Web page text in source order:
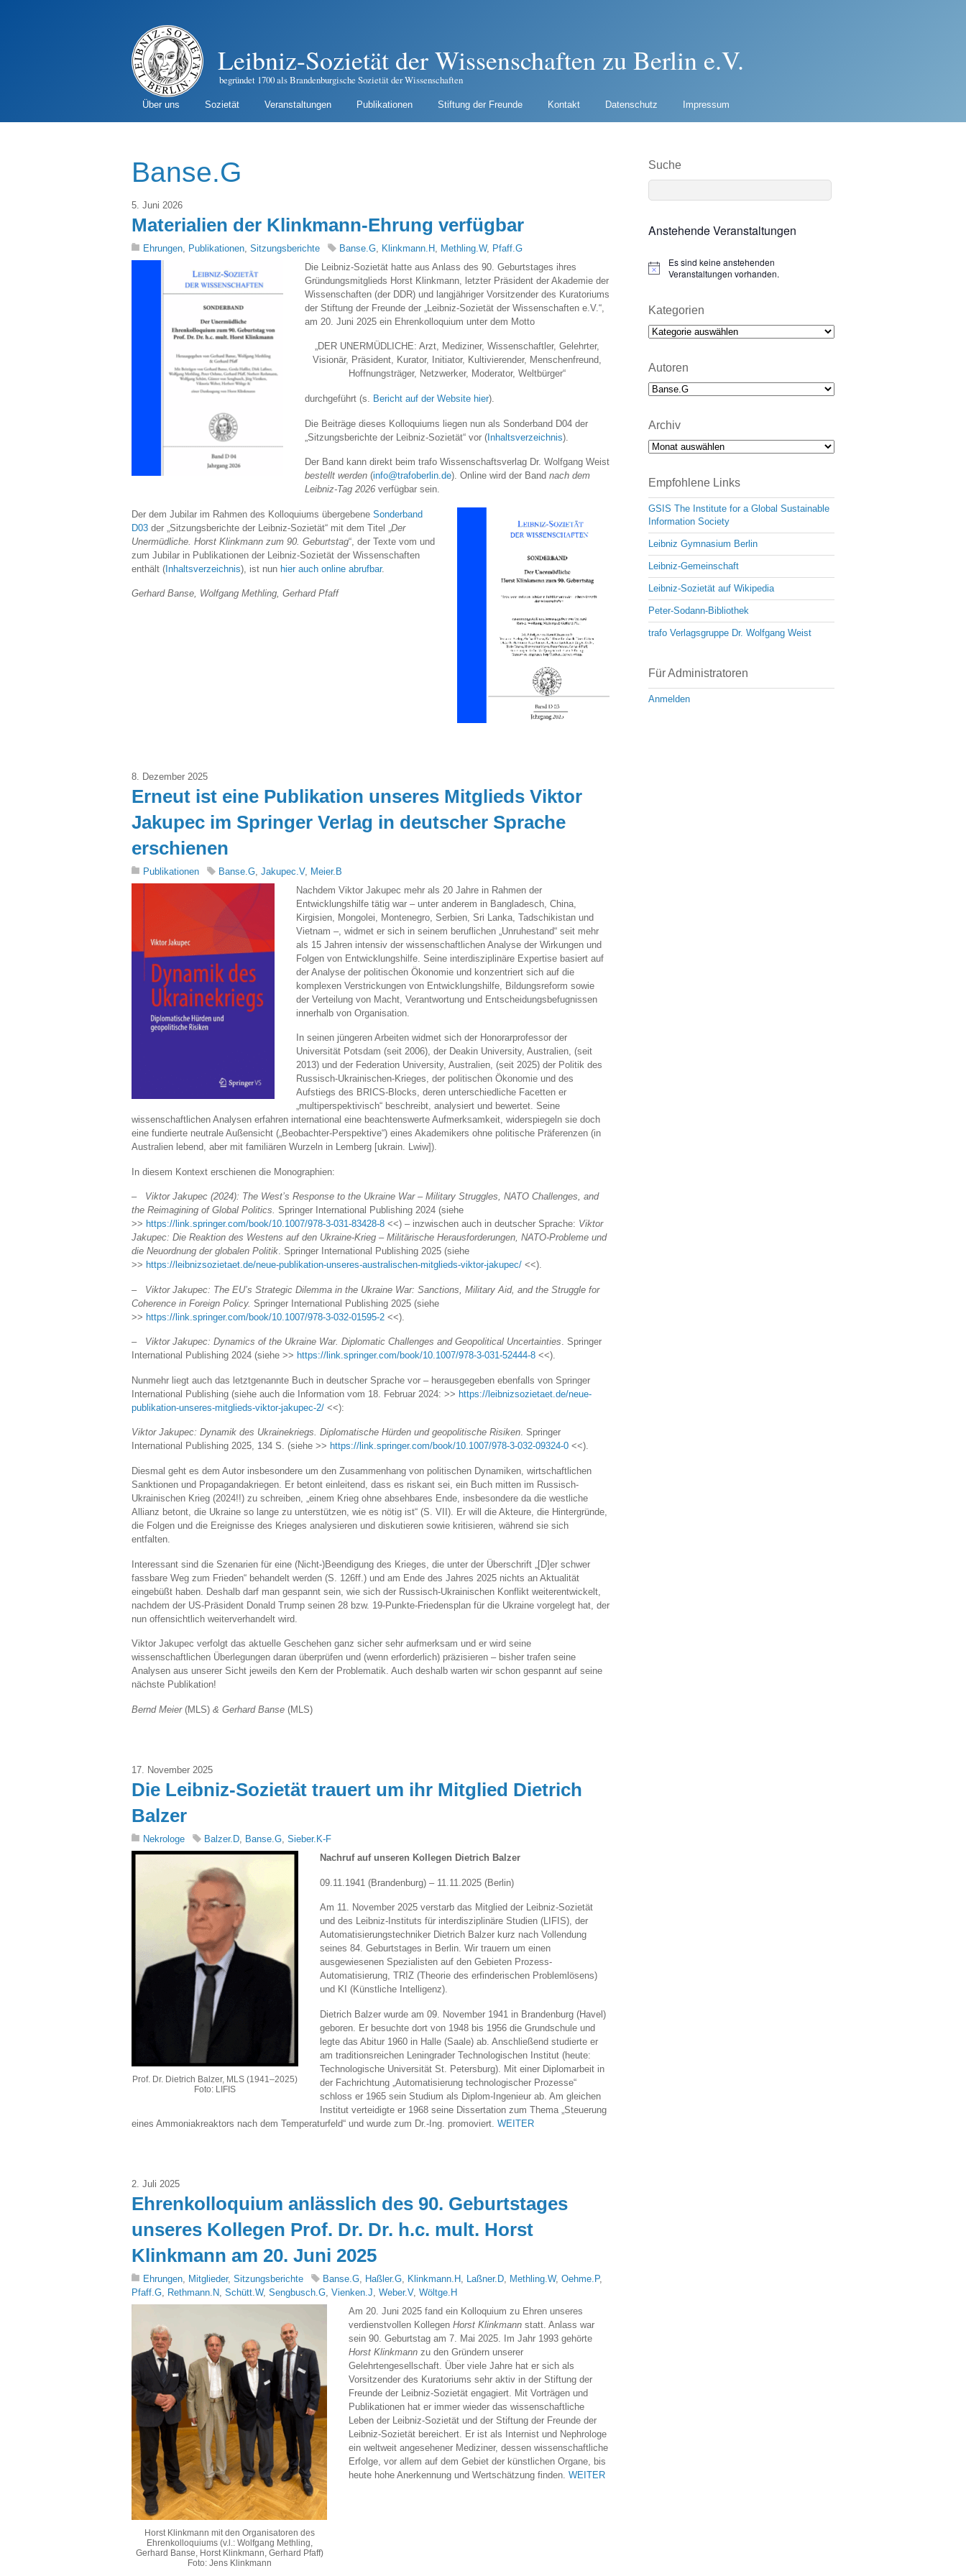
Leibniz-Sozietät der Wissenschaften zu Berlin e.V.
begründet 1700 als Brandenburgische Sozietät der Wissenschaften
Über uns Sozietät Veranstaltungen Publikationen Stiftung der Freunde Kontakt Datenschutz Impressum
Banse.G
5. Juni 2026
Materialien der Klinkmann-Ehrung verfügbar
Ehrungen Publikationen Sitzungsberichte Banse.G Klinkmann.H Methling.W, Pfaff.G
Die Leibniz-Sozietät hatte aus Anlass des 90. Geburtstages ihres
Gründungsmitglieds Horst Klinkmann, letzter Präsident der Akademie der
Wissenschaften (der DDR) und langjähriger Vorsitzender des Kuratoriums
der Stiftung der Freunde der „Leibniz-Sozietät der Wissenschaften e.V.“,
am 20. Juni 2025 ein Ehrenkolloquium unter dem Motto
„DER UNERMÜDLICHE: Arzt, Mediziner, Wissenschaftler, Gelehrter,
Visionär, Präsident, Kurator, Initiator, Kultivierender, Menschenfreund,
Hoffnungsträger, Netzwerker, Moderator, Weltbürger“
durchgeführt (s. Bericht auf der Website hier).
Die Beiträge dieses Kolloquiums liegen nun als Sonderband D04 der
„Sitzungsberichte der Leibniz-Sozietät“ vor (Inhaltsverzeichnis).
Der Band kann direkt beim trafo Wissenschaftsverlag Dr. Wolfgang Weist
bestellt werden (info@trafoberlin.de). Online wird der Band nach dem
Leibniz-Tag 2026 verfügbar sein.
Der dem Jubilar im Rahmen des Kolloquiums übergebene Sonderband
D03 der „Sitzungsberichte der Leibniz-Sozietät“ mit dem Titel „ Der
Unermüdliche. Horst Klinkmann zum 90. Geburtstag“, der Texte vom und
zum Jubilar in Publikationen der Leibniz-Sozietät der Wissenschaften
enthält (Inhaltsverzeichnis), ist nun hier auch online abrufbar.
Gerhard Banse, Wolfgang Methling, Gerhard Pfaff
8. Dezember 2025
Erneut ist eine Publikation unseres Mitglieds Viktor
Jakupec im Springer Verlag in deutscher Sprache
erschienen
Publikationen Banse.G Jakupec.V, Meier.B
Nachdem Viktor Jakupec mehr als 20 Jahre in Rahmen der
Entwicklungshilfe tätig war – unter anderem in Bangladesch, China,
Kirgisien, Mongolei, Montenegro, Serbien, Sri Lanka, Tadschikistan und
Vietnam –, widmet er sich in seinem beruflichen „Unruhestand“ seit mehr
als 15 Jahren intensiv der wissenschaftlichen Analyse der Wirkungen und
Folgen von Entwicklungshilfe. Seine interdisziplinäre Expertise basiert auf
der Analyse der politischen Ökonomie und konzentriert sich auf die
komplexen Verstrickungen von Entwicklungshilfe, Bildungsreform sowie
der Verteilung von Macht, Verantwortung und Entscheidungsbefugnissen
innerhalb von Organisation.
In seinen jüngeren Arbeiten widmet sich der Honorarprofessor der
Universität Potsdam (seit 2006), der Deakin University, Australien, (seit
2013) und der Federation University, Australien, (seit 2025) der Politik des
Russisch-Ukrainischen-Krieges, der politischen Ökonomie und des
Aufstiegs des BRICS-Blocks, deren unterschiedliche Facetten er
„multiperspektivisch“ beschreibt, analysiert und bewertet. Seine
wissenschaftlichen Analysen erfahren international eine beachtenswerte Aufmerksamkeit, widerspiegeln sie doch
eine fundierte neutrale Außensicht („Beobachter-Perspektive“) eines Akademikers ohne politische Präferenzen (in
Australien lebend, aber mit familiären Wurzeln in Lemberg [ukrain. Lwiw]).
In diesem Kontext erschienen die Monographien:
– Viktor Jakupec (2024): The West’s Response to the Ukraine War – Military Struggles, NATO Challenges, and
the Reimagining of Global Politics. Springer International Publishing 2024 (siehe
>> https://link.springer.com/book/10.1007/978-3-031-83428-8 <<) – inzwischen auch in deutscher Sprache: Viktor
Jakupec: Die Reaktion des Westens auf den Ukraine-Krieg – Militärische Herausforderungen, NATO-Probleme und
die Neuordnung der globalen Politik. Springer International Publishing 2025 (siehe
>> https://leibnizsozietaet.de/neue-publikation-unseres-australischen-mitglieds-viktor-jakupec/ <<).
– Viktor Jakupec: The EU’s Strategic Dilemma in the Ukraine War: Sanctions, Military Aid, and the Struggle for
Coherence in Foreign Policy. Springer International Publishing 2025 (siehe
>> https://link.springer.com/book/10.1007/978-3-032-01595-2 <<).
– Viktor Jakupec: Dynamics of the Ukraine War. Diplomatic Challenges and Geopolitical Uncertainties. Springer
International Publishing 2024 (siehe >> https://link.springer.com/book/10.1007/978-3-031-52444-8 <<).
Nunmehr liegt auch das letztgenannte Buch in deutscher Sprache vor – herausgegeben ebenfalls von Springer
International Publishing (siehe auch die Information vom 18. Februar 2024: >> https://leibnizsozietaet.de/neue-
publikation-unseres-mitglieds-viktor-jakupec-2/ <<):
Viktor Jakupec: Dynamik des Ukrainekriegs. Diplomatische Hürden und geopolitische Risiken. Springer
International Publishing 2025, 134 S. (siehe >> https://link.springer.com/book/10.1007/978-3-032-09324-0 <<).
Diesmal geht es dem Autor insbesondere um den Zusammenhang von politischen Dynamiken, wirtschaftlichen
Sanktionen und Propagandakriegen. Er betont einleitend, dass es riskant sei, ein Buch mitten im Russisch-
Ukrainischen Krieg (2024!!) zu schreiben, „einem Krieg ohne absehbares Ende, insbesondere da die westliche
Allianz betont, die Ukraine so lange zu unterstützen, wie es nötig ist“ (S. VII). Er will die Akteure, die Hintergründe,
die Folgen und die Ereignisse des Krieges analysieren und diskutieren sowie kritisieren, während sie sich
entfalten.
Interessant sind die Szenarien für eine (Nicht-)Beendigung des Krieges, die unter der Überschrift „[D]er schwer
fassbare Weg zum Frieden“ behandelt werden (S. 126ff.) und am Ende des Jahres 2025 nichts an Aktualität
eingebüßt haben. Deshalb darf man gespannt sein, wie sich der Russisch-Ukrainischen Konflikt weiterentwickelt,
nachdem der US-Präsident Donald Trump seinen 28 bzw. 19-Punkte-Friedensplan für die Ukraine vorgelegt hat, der
nun offensichtlich weiterverhandelt wird.
Viktor Jakupec verfolgt das aktuelle Geschehen ganz sicher sehr aufmerksam und er wird seine
wissenschaftlichen Überlegungen daran überprüfen und (wenn erforderlich) präzisieren – bisher trafen seine
Analysen aus unserer Sicht jeweils den Kern der Problematik. Auch deshalb warten wir schon gespannt auf seine
nächste Publikation!
Bernd Meier(MLS) & Gerhard Banse (MLS)
17. November 2025
Die Leibniz-Sozietät trauert um ihr Mitglied Dietrich
Balzer
Nekrologe Balzer.D, Banse.G, Sieber.K-F
Prof. Dr. Dietrich Balzer, MLS (1941–2025)
Foto: LIFIS
Nachruf auf unseren Kollegen Dietrich Balzer
09.11.1941 (Brandenburg) – 11.11.2025 (Berlin)
Am 11. November 2025 verstarb das Mitglied der Leibniz-Sozietät
und des Leibniz-Instituts für interdisziplinäre Studien (LIFIS), der
Automatisierungstechniker Dietrich Balzer kurz nach Vollendung
seines 84. Geburtstages in Berlin. Wir trauern um einen
ausgewiesenen Spezialisten auf den Gebieten Prozess-
Automatisierung, TRIZ (Theorie des erfinderischen Problemlösens)
und KI (Künstliche Intelligenz).
Dietrich Balzer wurde am 09. November 1941 in Brandenburg (Havel)
geboren. Er besuchte dort von 1948 bis 1956 die Grundschule und
legte das Abitur 1960 in Halle (Saale) ab. Anschließend studierte er
am traditionsreichen Leningrader Technologischen Institut (heute:
Technologische Universität St. Petersburg). Mit einer Diplomarbeit in
der Fachrichtung „Automatisierung technologischer Prozesse“
schloss er 1965 sein Studium als Diplom-Ingenieur ab. Am gleichen
Institut verteidigte er 1968 seine Dissertation zum Thema „Steuerung
eines Ammoniakreaktors nach dem Temperaturfeld“ und wurde zum Dr.-Ing. promoviert. WEITER
2. Juli 2025
Ehrenkolloquium anlässlich des 90. Geburtstages
unseres Kollegen Prof. Dr. Dr. h.c. mult. Horst
Klinkmann am 20. Juni 2025
Ehrungen, Mitglieder, Sitzungsberichte Banse.G, Haßler.G, Klinkmann.H , Laßner.D, Methling.W, Oehme.P,
Pfaff.G, Rethmann.N, Schütt.W, Sengbusch.G, Vienken.J, Weber.V, Wöltge.H
Horst Klinkmann mit den Organisatoren des
Ehrenkolloquiums (v.l.: Wolfgang Methling,
Gerhard Banse, Horst Klinkmann, Gerhard Pfaff)
Foto: Jens Klinkmann
Am 20. Juni 2025 fand ein Kolloquium zu Ehren unseres
verdienstvollen Kollegen Horst Klinkmann statt. Anlass war
sein 90. Geburtstag am 7. Mai 2025. Im Jahr 1993 gehörte
Horst Klinkmann zu den Gründern unserer
Gelehrtengesellschaft. Über viele Jahre hat er sich als
Vorsitzender des Kuratoriums sehr aktiv in der Stiftung der
Freunde der Leibniz-Sozietät engagiert. Mit Vorträgen und
Publikationen hat er immer wieder das wissenschaftliche
Leben der Leibniz-Sozietät und der Stiftung der Freunde der
Leibniz-Sozietät bereichert. Er ist als Internist und Nephrologe
ein weltweit angesehener Mediziner, dessen wissenschaftliche
Erfolge, vor allem auf dem Gebiet der künstlichen Organe, bis
heute hohe Anerkennung und Wertschätzung finden. WEITER
Suche
Anstehende Veranstaltungen
N
i
c
e
Es sind keine anstehenden
Veranstaltungen vorhanden.
Kategorien
Kategorien
Autoren
Archiv
Archiv
Empfohlene Links
GSIS The Institute for a Global Sustainable
Information Society
Leibniz Gymnasium Berlin
Leibniz-Gemeinschaft
Leibniz-Sozietät auf Wikipedia
Peter-Sodann-Bibliothek
trafo Verlagsgruppe Dr. Wolfgang Weist
Für Administratoren
Anmelden